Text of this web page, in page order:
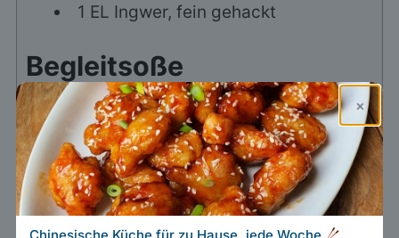
1 EL Ingwer, fein gehackt
Begleitsoße
1 TL Zucker
1 EL dunkle Sojasauce
0.5 EL schwarzer Reisessig
1 EL süße Chilisauce
×
Chinesische Küche für zu Hause, jede Woche